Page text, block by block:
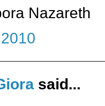
Nazareth
said...